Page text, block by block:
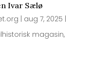
Ivar Sælø
aug 7, 2025
magasin,